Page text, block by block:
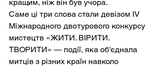
кращим, ніж він був учора.
Саме ці три слова стали девізом ІV
Міжнародного двотурового конкурсу
мистецтв «ЖИТИ. ВІРИТИ.
ТВОРИТИ» — події, яка об'єднала
митців з різних країн навколо